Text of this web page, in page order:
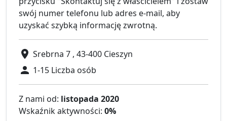
swój numer telefonu lub adres e-mail, aby
uzyskać szybką informację zwrotną.
Srebrna 7 , 43-400 Cieszyn
1-15 Liczba osób
Z nami od: listopada 2020
Wskaźnik aktywności: 0%